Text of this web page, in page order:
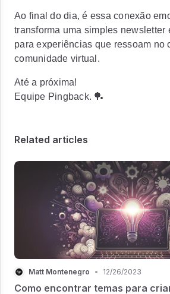
Ao final do dia, é essa conexão
transforma uma simples newsletter
para experiências que ressoam no
comunidade virtual.
Até a próxima!
Equipe Pingback. 🏓
Related articles
Matt Montenegro • 12/26/2023
Como encontrar temas para